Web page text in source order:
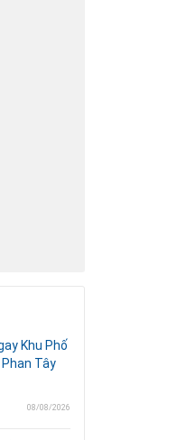
Khu Phố
Tây
08/08/2026